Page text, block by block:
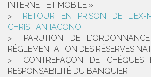
INTERNET ET MOBILE »
RETOUR EN PRISON DE L'EX-
CHRISTIAN IACONO
PARUTION DE
RÉGLEMENTATION DES RÉSERVES
CONTREFAÇON DE
RESPONSABILITÉ DU BANQUIER